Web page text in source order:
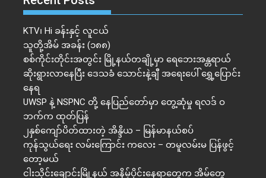
KTV၊ Hi ခန်းနှင့် လူငယ်
သူတို့အိမ် အခန်း (၁၈၈)
စစ်ကိုင်းတိုင်းအတွင်း မြို့နယ်တချို့မှာ ရေဘေးအန္တရာယ်
ဆိုးရွားလာနေပြီး ဒေသခံ သောင်းနဲ့ချီ အရေးပေါ် ရွှေ့ပြောင်း
နေရ
UWSP နဲ့ NSPNC တို့ နေပြည်တော်မှာ တွေ့ဆုံမှု ရလဒ် ဝ
ဘက်က ထုတ်ပြန်
၂နှစ်​ကျော်ပိတ်ထားတဲ့ အိန္ဒိယ – မြန်မာနယ်စပ်
ကုန်သွယ်ရေး လမ်းကြောင်း ကလေး – တမူလမ်းမ ပြန်ဖွင့်
တော့မယ်
ငါးသိုင်းချောင်းမြို့နယ် အနိမ့်ပိုင်းနေရာတွေက အိမ်​တွေ